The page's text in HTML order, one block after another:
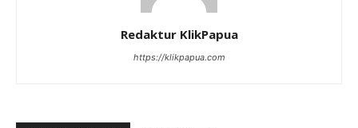
Redaktur KlikPapua
https://klikpapua.com